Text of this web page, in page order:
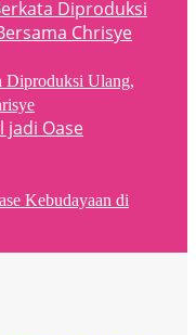
Diproduksi Ulang,
Kebudayaan di